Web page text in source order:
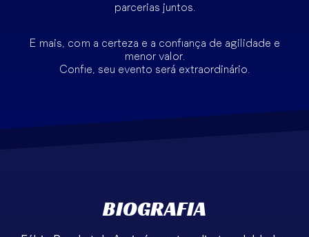
parcerias juntos.
E mais, com a certeza e a confiança de agilidade e
menor valor.
Confie, seu evento será extraordinário.
BIOGRAFIA